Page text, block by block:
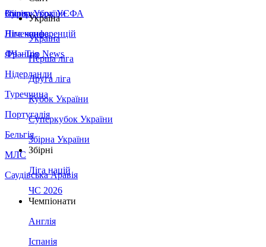
Збірна України
Італія
Німеччина
Франція
Нідерланди
Туреччина
Португалія
Бельгія
МЛС
Саудівська Аравія
Суперкубок УЄФА
Ліга конференцій
ЛЧ - Top News
Україна
Україна
Перша ліга
Друга ліга
Кубок України
Суперкубок України
Збірна України
Збірні
Ліга націй
ЧС 2026
Чемпіонати
Англія
Іспанія